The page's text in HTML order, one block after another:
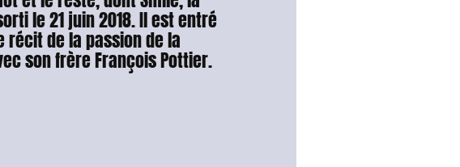
le 21 juin 2018. Il est entré
récit de la passion de la
son frère François Pottier.